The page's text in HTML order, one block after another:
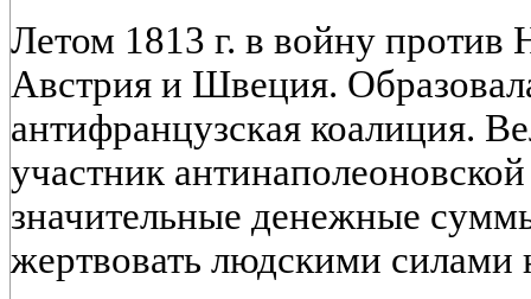
Летом 1813 г. в войну против
Австрия и Швеция.
антифранцузская коалиция.
участник
значительные денежные
жертвовать людскими силами